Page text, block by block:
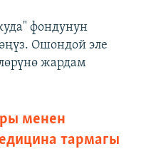
фондунун
Ошондой эле
жардам
менен
тармагы